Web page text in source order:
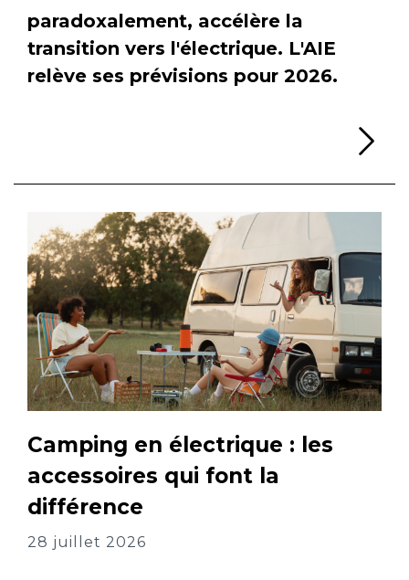
paradoxalement, accélère la
transition vers l'électrique. L'AIE
relève ses prévisions pour 2026.
Camping en électrique : les
accessoires qui font la
différence
28 juillet 2026